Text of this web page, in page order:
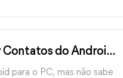
Contatos do Android
para o PC, mas não sabe